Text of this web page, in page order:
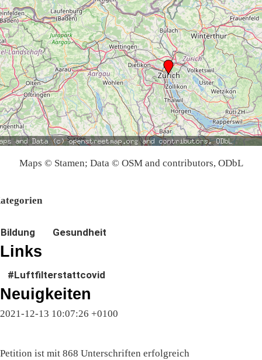
Maps © Stamen; Data © OSM and contributors, ODbL
Bildung Gesundheit
Links
#Luftfilterstattcovid
Neuigkeiten
2021-12-13 10:07:26 +0100
Petition ist mit 868 Unterschriften erfolgreich